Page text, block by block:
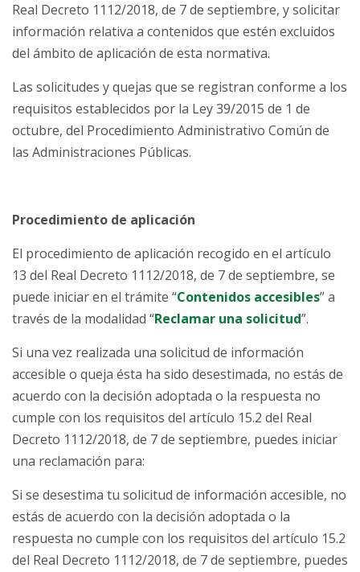
Real Decreto 1112/2018, de 7 de septiembre, y solicitar
información relativa a contenidos que estén excluidos
del ámbito de aplicación de esta normativa.
Las solicitudes y quejas que se registran conforme a los
requisitos establecidos por la Ley 39/2015 de 1 de
octubre, del Procedimiento Administrativo Común de
las Administraciones Públicas.
Procedimiento de aplicación
El procedimiento de aplicación recogido en el artículo
13 del Real Decreto 1112/2018, de 7 de septiembre, se
puede iniciar en el trámite “Contenidos accesibles” a
través de la modalidad “Reclamar una solicitud”.
Si una vez realizada una solicitud de información
accesible o queja ésta ha sido desestimada, no estás de
acuerdo con la decisión adoptada o la respuesta no
cumple con los requisitos del artículo 15.2 del Real
Decreto 1112/2018, de 7 de septiembre, puedes iniciar
una reclamación para:
Si se desestima tu solicitud de información accesible, no
estás de acuerdo con la decisión adoptada o la
respuesta no cumple con los requisitos del artículo 15.2
del Real Decreto 1112/2018, de 7 de septiembre, puedes